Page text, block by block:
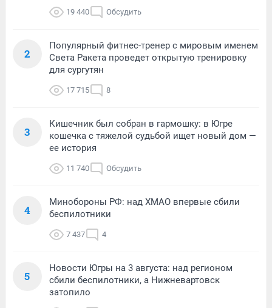
19 440 Обсудить
2
Популярный фитнес-тренер с мировым именем
Света Ракета проведет открытую тренировку
для сургутян
17 715 8
3
Кишечник был собран в гармошку: в Югре
кошечка с тяжелой судьбой ищет новый дом —
ее история
11 740 Обсудить
4
Минобороны РФ: над ХМАО впервые сбили
беспилотники
7 437 4
5
Новости Югры на 3 августа: над регионом
сбили беспилотники, а Нижневартовск
затопило